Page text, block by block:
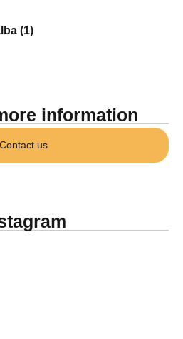
(1)
information
Contact us